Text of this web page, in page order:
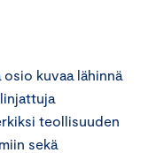
kuvaa lähinnä
teollisuuden
sekä